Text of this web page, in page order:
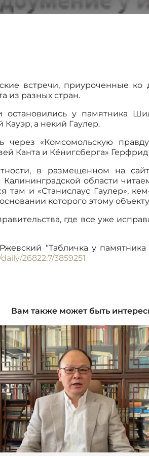
встречи, приуроченные
из разных стран.
остановились у памятника
а некий Гаулер.
«Комсомольскую
Канта и Кёнигсберга» Герфрид
в размещенном на
области
там и «Станислаус Гаулер»,
которого этому
где все уже
“Табличка у
26822.7/3859251
Вам также может быть